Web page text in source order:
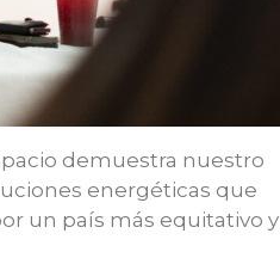
demuestra nuestro
energéticas que
un país más equitativo y